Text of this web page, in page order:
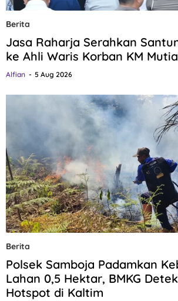
Berita
Jasa Raharja Serahkan
ke Ahli Waris Korban KM
Alfian 5 Aug 2026
Berita
Polsek Samboja Padamkan
Lahan 0,5 Hektar, BMKG
Hotspot di Kaltim